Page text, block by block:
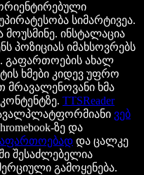
სიმარტივეა.
მოუსმინე. ინსტალაცია
პოზიციას იმახსოვრებს
გაფართოების ახალ
ხმები კიდევ უფრო
მრავალენოვანი ხმა
კონტენტზე. TTSReader
ვებ
ზე და
და ცალკე
შესაძლებელია
გამოყენება.